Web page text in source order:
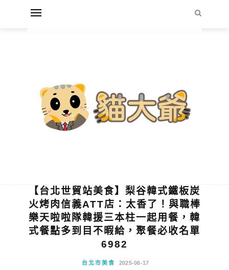
【台北世貿站美食】梨谷韓式鐵板炭
火烤肉信義ATT店：太香了！與職棒
樂天啦啦隊韓援三本柱一起用餐，韓
式餐點多到目不暇給，聚餐必收名單
6982
台北市美食 2025-06-17